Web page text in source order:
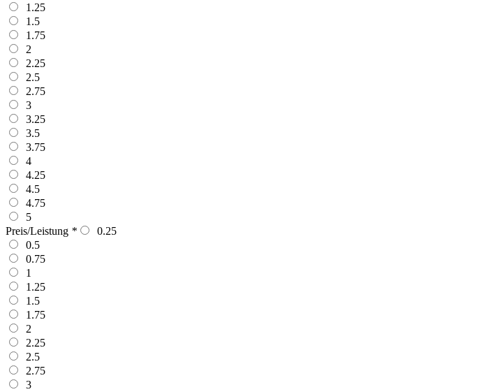
1.25
1.5
1.75
2
2.25
2.5
2.75
3
3.25
3.5
3.75
4
4.25
4.5
4.75
5
Preis/Leistung *
0.25
0.5
0.75
1
1.25
1.5
1.75
2
2.25
2.5
2.75
3